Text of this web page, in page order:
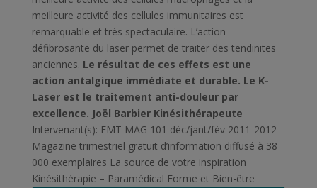
meilleure activité des cellules immunitaires est
remarquable et très spectaculaire. L’action
défibrosante du laser permet de traiter des tendinites
anciennes. Le résultat de ces effets est une
action antalgique immédiate et durable. Le K-
Laser est le traitement anti-douleur par
excellence. Joël Barbier Kinésithérapeute
Intervenant(s): FMT MAG 101 déc/jant/fév 2011-2012
Magazine trimestriel gratuit d’information diffusé à 38
000 exemplaires La source de votre inspiration
Kinésithérapie – Paramédical Forme et Bien-être